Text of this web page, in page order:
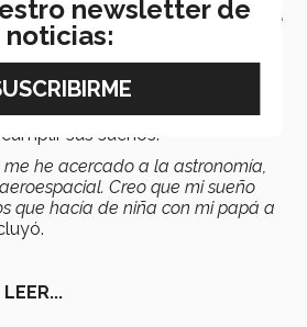
niño ser astronauta, pero fue
sin embargo, no se rindió
la NASA lo aceptó”, relató
que al conocer su historia se
sus sueños.
he acercado a la astronomía,
Creo que mi sueño
que hacía de niña con mi papá a
newsletter de
noticias: